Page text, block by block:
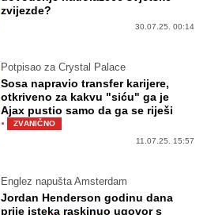
zvijezde?
30.07.25. 00:14
Potpisao za Crystal Palace
Sosa napravio transfer karijere,
otkriveno za kakvu "siću" ga je
Ajax pustio samo da ga se riješi
·
ZVANIČNO
11.07.25. 15:57
Englez napušta Amsterdam
Jordan Henderson godinu dana
prije isteka raskinuo ugovor s